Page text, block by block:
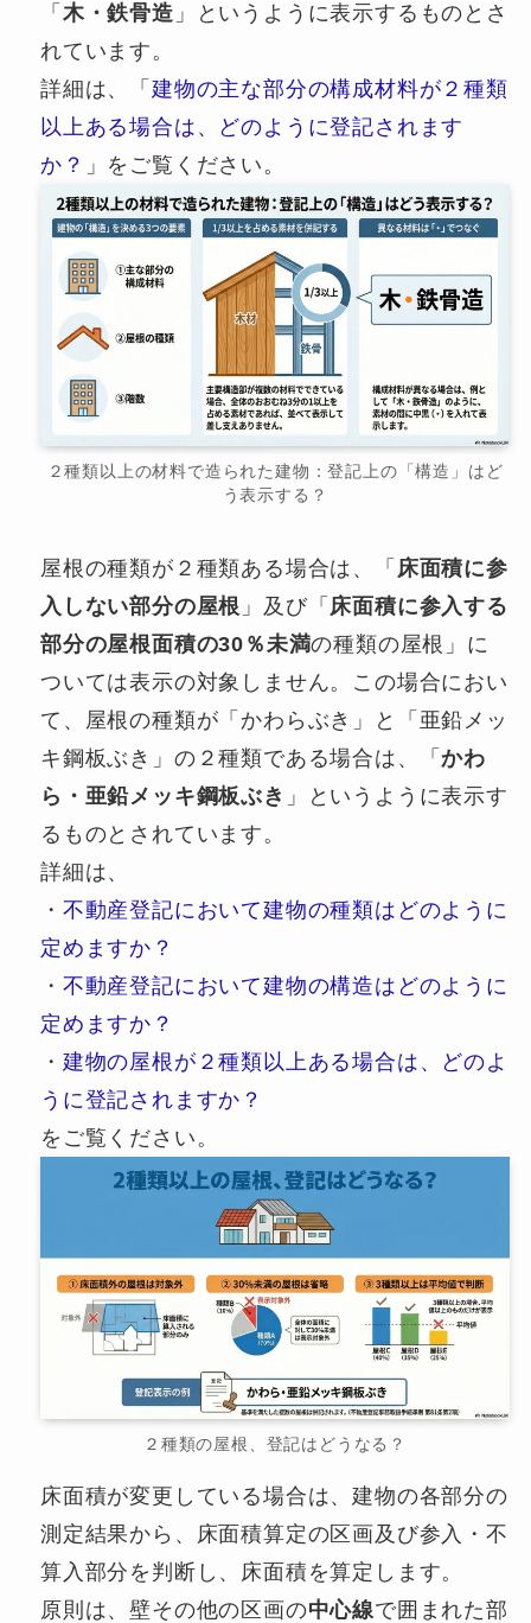
「 木・鉄骨造 」というように表示するものとさ
れています。
詳細は、「 建物の主な部分の構成材料が２種類
以上ある場合は、どのように登記されます
か？ 」をご覧ください。
２種類以上の材料で造られた建物：登記上の「構造」はど
う表示する？
屋根の種類が２種類ある場合は、「 床面積に参
入しない部分の屋根 」及び「 床面積に参入する
部分の屋根面積の30％未満の種類の屋根」に
ついては表示の対象しません。この場合におい
て、屋根の種類が「かわらぶき」と「亜鉛メッ
キ鋼板ぶき」の２種類である場合は、「かわ
ら・亜鉛メッキ鋼板ぶき 」というように表示す
るものとされています。
詳細は、
・ 不動産登記において建物の種類はどのように
定めますか？
・ 不動産登記において建物の構造はどのように
定めますか？
・ 建物の屋根が２種類以上ある場合は、どのよ
うに登記されますか？
をご覧ください。
２種類の屋根、登記はどうなる？
床面積が変更している場合は、建物の各部分の
測定結果から、床面積算定の区画及び参入・不
算入部分を判断し、床面積を算定します。
原則は、壁その他の区画の中心線で囲まれた部